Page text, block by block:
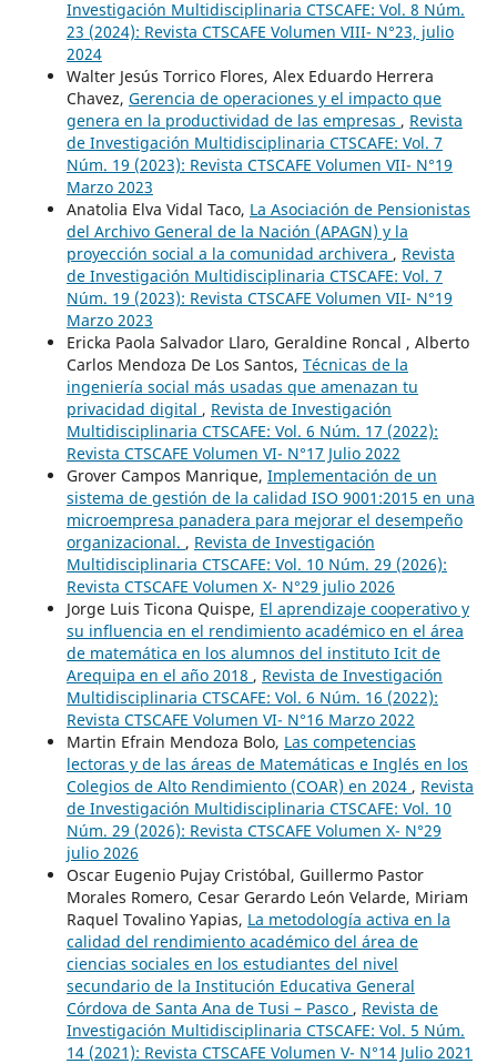
Investigación Multidisciplinaria CTSCAFE: Vol. 8 Núm.
23 (2024): Revista CTSCAFE Volumen VIII- N°23, julio
2024
Walter Jesús Torrico Flores, Alex Eduardo Herrera
Chavez, Gerencia de operaciones y el impacto que
genera en la productividad de las empresas , Revista
de Investigación Multidisciplinaria CTSCAFE: Vol. 7
Núm. 19 (2023): Revista CTSCAFE Volumen VII- N°19
Marzo 2023
Anatolia Elva Vidal Taco, La Asociación de Pensionistas
del Archivo General de la Nación (APAGN) y la
proyección social a la comunidad archivera , Revista
de Investigación Multidisciplinaria CTSCAFE: Vol. 7
Núm. 19 (2023): Revista CTSCAFE Volumen VII- N°19
Marzo 2023
Ericka Paola Salvador Llaro, Geraldine Roncal , Alberto
Carlos Mendoza De Los Santos, Técnicas de la
ingeniería social más usadas que amenazan tu
privacidad digital , Revista de Investigación
Multidisciplinaria CTSCAFE: Vol. 6 Núm. 17 (2022):
Revista CTSCAFE Volumen VI- N°17 Julio 2022
Grover Campos Manrique, Implementación de un
sistema de gestión de la calidad ISO 9001:2015 en una
microempresa panadera para mejorar el desempeño
organizacional. , Revista de Investigación
Multidisciplinaria CTSCAFE: Vol. 10 Núm. 29 (2026):
Revista CTSCAFE Volumen X- N°29 julio 2026
Jorge Luis Ticona Quispe, El aprendizaje cooperativo y
su influencia en el rendimiento académico en el área
de matemática en los alumnos del instituto Icit de
Arequipa en el año 2018 , Revista de Investigación
Multidisciplinaria CTSCAFE: Vol. 6 Núm. 16 (2022):
Revista CTSCAFE Volumen VI- N°16 Marzo 2022
Martin Efrain Mendoza Bolo, Las competencias
lectoras y de las áreas de Matemáticas e Inglés en los
Colegios de Alto Rendimiento (COAR) en 2024 , Revista
de Investigación Multidisciplinaria CTSCAFE: Vol. 10
Núm. 29 (2026): Revista CTSCAFE Volumen X- N°29
julio 2026
Oscar Eugenio Pujay Cristóbal, Guillermo Pastor
Morales Romero, Cesar Gerardo León Velarde, Miriam
Raquel Tovalino Yapias, La metodología activa en la
calidad del rendimiento académico del área de
ciencias sociales en los estudiantes del nivel
secundario de la Institución Educativa General
Córdova de Santa Ana de Tusi – Pasco , Revista de
Investigación Multidisciplinaria CTSCAFE: Vol. 5 Núm.
14 (2021): Revista CTSCAFE Volumen V- N°14 Julio 2021